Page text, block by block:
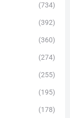
(734)
(392)
(360)
(274)
(255)
(195)
(178)